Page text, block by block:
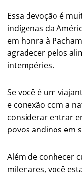
Essa devoção é
indígenas da
em honra à
agradecer pelos
intempéries.
Se você é um
e conexão com a
considerar entrar
povos andinos em
Além de conhecer
milenares, você